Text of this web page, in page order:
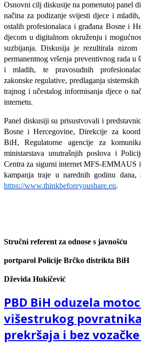
Osnovni cilj diskusije na pomenutoj panel di
načina za podizanje svijesti djece i
ostalih profesionalaca i građana Bosne i
djecom u digitalnom okruženju i
suzbijanja. Diskusija je rezultirala
permanentnog vršenja preventivnog rada u
i mladih, te pravosudnih
zakonske regulative, predlaganja
trajnog i učestalog informisanja djece o
internetu.
Panel diskusiji su prisustvovali i
Bosne i Hercegovine,Dirеkcije za
BiH, Regulatorne agencije za
ministarstava unutrašnjih poslova i
Centra za sigurni internet MFS-EMMAUS
kampanja traje u narednih godinu dana,
https://www.thinkbeforeyoushare.eu.
Stručni referent za odnose s javnošću
portparol Policije Brčko distrikta BiH
Dževida Hukičević
PBD BiH oduzela
višestrukog
prekršaja i bez